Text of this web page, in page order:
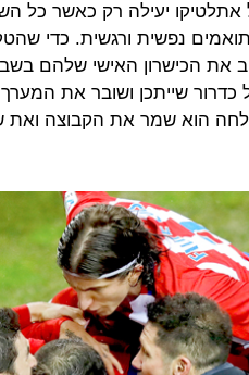
אתלטיקו יעילה רק כאשר כל
נפשית ורגשית. כדי
את הכישרון האישי שלהם
כדרור שייתכן ושובר את
הוא שמר את הקבוצה ואת